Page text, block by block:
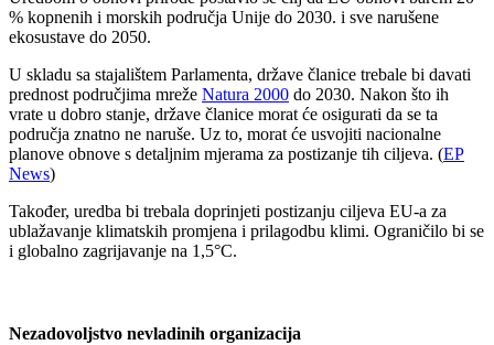
% kopnenih i morskih područja Unije do 2030. i sve narušene
ekosustave do 2050.
U skladu sa stajalištem Parlamenta, države članice trebale bi davati
prednost područjima mreže Natura 2000 do 2030. Nakon što ih
vrate u dobro stanje, države članice morat će osigurati da se ta
područja znatno ne naruše. Uz to, morat će usvojiti nacionalne
planove obnove s detaljnim mjerama za postizanje tih ciljeva. (EP
News)
Također, uredba bi trebala doprinjeti postizanju ciljeva EU-a za
ublažavanje klimatskih promjena i prilagodbu klimi. Ograničilo bi se
i globalno zagrijavanje na 1,5°C.
Nezadovoljstvo nevladinih organizacija